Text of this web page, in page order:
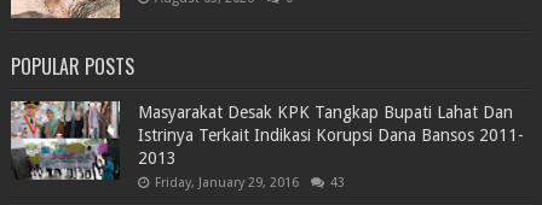
POPULAR POSTS
Masyarakat Desak KPK Tangkap Bupati Lahat Dan
Istrinya Terkait Indikasi Korupsi Dana Bansos 2011-
2013
Friday, January 29, 2016 43